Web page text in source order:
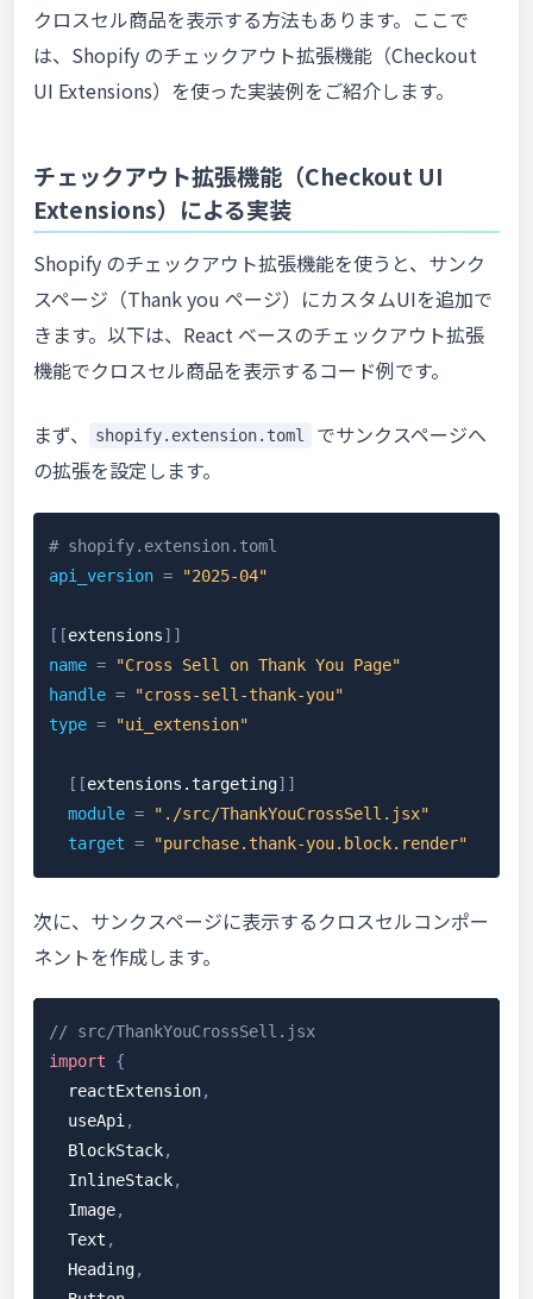
クロスセル商品を表示する方法もあります。ここで
は、Shopify のチェックアウト拡張機能（Checkout
UI Extensions）を使った実装例をご紹介します。
チェックアウト拡張機能（Checkout UI
Extensions）による実装
Shopify のチェックアウト拡張機能を使うと、サンク
スページ（Thank you ページ）にカスタムUIを追加で
きます。以下は、React ベースのチェックアウト拡張
機能でクロスセル商品を表示するコード例です。
まず、 shopify.extension.toml
でサンクスページへ
の拡張を設定します。
# shopify.extension.toml
api_version = "2025-04"
[ [extensions] ]
name =
"Cross Sell on Thank You Page"
handle =
"cross-sell-thank-you"
type = "ui_extension"
[ [extensions.targeting] ]
module =
"./src/ThankYouCrossSell.jsx"
target = "purchase.thank-you.block.render"
次に、サンクスページに表示するクロスセルコンポー
ネントを作成します。
// src/ThankYouCrossSell.jsx
import
{
  reactExtension
,
  useApi
,
BlockStack,
InlineStack,
Image,
Text ,
Heading,